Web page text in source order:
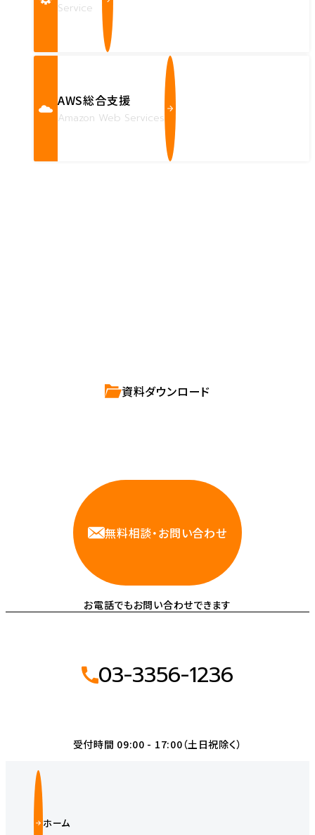
Service
AWS総合支援
Amazon Web Services
資料ダウンロード
無料相談・お問い合わせ
お電話でもお問い合わせできます
03-3356-1236
受付時間 09:00 - 17:00（土日祝除く）
ホーム